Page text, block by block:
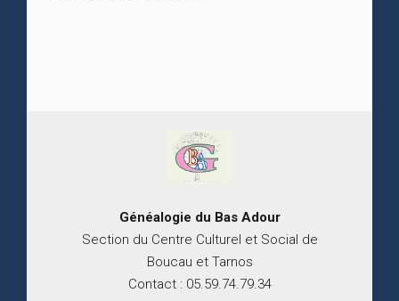
Généalogie du BasAdour
Section du Centre Culturel et Social de
Boucau et Tarnos
Contact : 05.59.74.79.34